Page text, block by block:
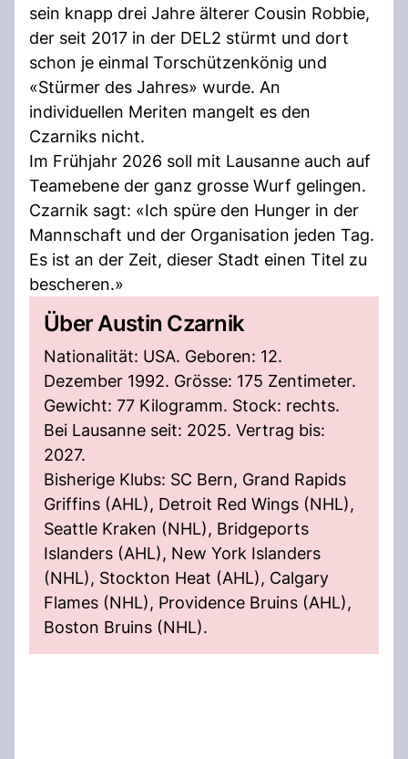
sein knapp drei Jahre älterer Cousin Robbie,
der seit 2017 in der DEL2 stürmt und dort
schon je einmal Torschützenkönig und
«Stürmer des Jahres» wurde. An
individuellen Meriten mangelt es den
Czarniks nicht.
Im Frühjahr 2026 soll mit Lausanne auch auf
Teamebene der ganz grosse Wurf gelingen.
Czarnik sagt: «Ich spüre den Hunger in der
Mannschaft und der Organisation jeden Tag.
Es ist an der Zeit, dieser Stadt einen Titel zu
bescheren.»
Über Austin Czarnik
Nationalität: USA. Geboren: 12.
Dezember 1992. Grösse: 175 Zentimeter.
Gewicht: 77 Kilogramm. Stock: rechts.
Bei Lausanne seit: 2025. Vertrag bis:
2027.
Bisherige Klubs: SC Bern, Grand Rapids
Griffins (AHL), Detroit Red Wings (NHL),
Seattle Kraken (NHL), Bridgeports
Islanders (AHL), New York Islanders
(NHL), Stockton Heat (AHL), Calgary
Flames (NHL), Providence Bruins (AHL),
Boston Bruins (NHL).